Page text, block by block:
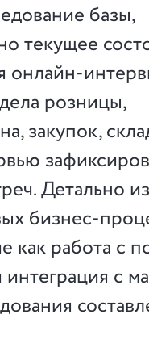
базы,
текущее
онлайн-
розницы,
, закупок,
Детально
бизнес-
как работа с
с